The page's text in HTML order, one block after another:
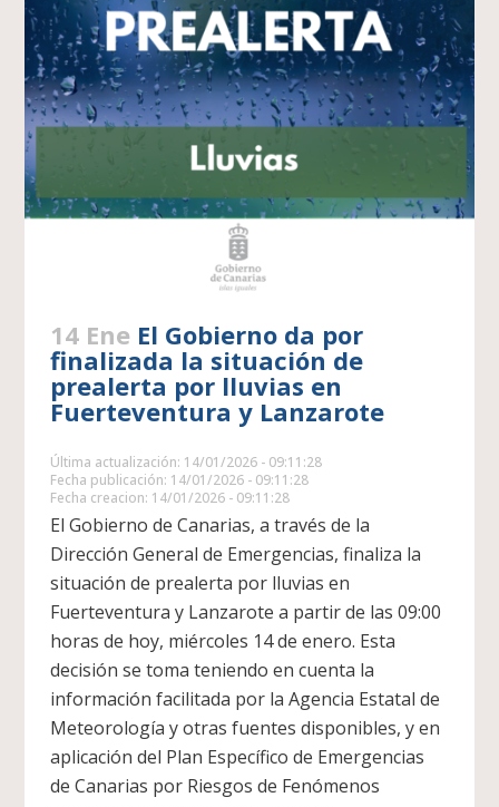
14 Ene El Gobierno da por
finalizada la situación de
prealerta por lluvias en
Fuerteventura y Lanzarote
Última actualización: 14/01/2026 - 09:11:28
Fecha publicación: 14/01/2026 - 09:11:28
Fecha creacion: 14/01/2026 - 09:11:28
El Gobierno de Canarias, a través de la
Dirección General de Emergencias, finaliza la
situación de prealerta por lluvias en
Fuerteventura y Lanzarote a partir de las 09:00
horas de hoy, miércoles 14 de enero. Esta
decisión se toma teniendo en cuenta la
información facilitada por la Agencia Estatal de
Meteorología y otras fuentes disponibles, y en
aplicación del Plan Específico de Emergencias
de Canarias por Riesgos de Fenómenos